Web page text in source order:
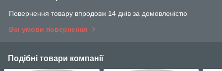
Повернення товару впродовж 14 днів за домовленістю
Всі умови повернення
Подібні товари компанії